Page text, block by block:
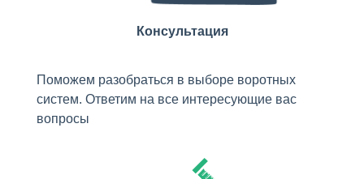
Консультация
Поможем разобраться в выборе воротных
систем. Ответим на все интересующие вас
вопросы